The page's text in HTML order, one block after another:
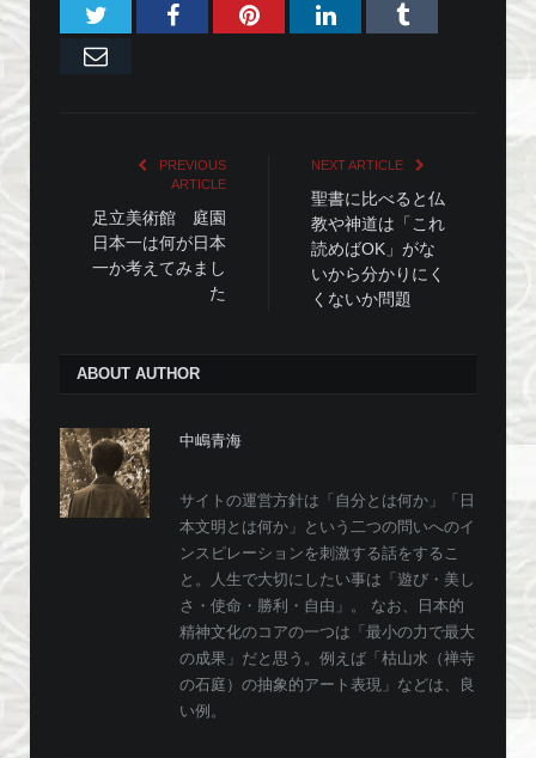
TwitterFacebookPinterestLinkedInTumblr
Email
PREVIOUS
ARTICLE
足立美術館 庭園
日本一は何が日本
一か考えてみまし
た
NEXT ARTICLE
聖書に比べると仏
教や神道は「これ
読めばOK」がな
いから分かりにく
くないか問題
ABOUT AUTHOR
中嶋青海
サイトの運営方針は「自分とは何か」「日
本文明とは何か」という二つの問いへのイ
ンスピレーションを刺激する話をするこ
と。人生で大切にしたい事は「遊び・美し
さ・使命・勝利・自由」。 なお、日本的
精神文化のコアの一つは「最小の力で最大
の成果」だと思う。例えば「枯山水（禅寺
の石庭）の抽象的アート表現」などは、良
い例。